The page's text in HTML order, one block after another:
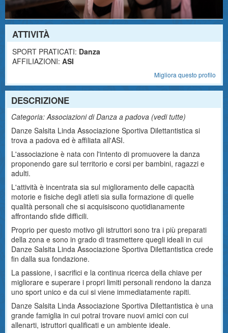
ATTIVITÀ
SPORT PRATICATI: Danza
AFFILIAZIONI: ASI
Migliora questo profilo
DESCRIZIONE
Categoria: Associazioni di Danza a padova (vedi tutte)
Danze Salsita Linda Associazione Sportiva Dilettantistica si
trova a padova ed è affiliata all'ASI.
L'associazione è nata con l'intento di promuovere la danza
proponendo gare sul territorio e corsi per bambini, ragazzi e
adulti.
L'attività è incentrata sia sul miglioramento delle capacità
motorie e fisiche degli atleti sia sulla formazione di quelle
qualità personali che si acquisiscono quotidianamente
affrontando sfide difficili.
Proprio per questo motivo gli istruttori sono tra i più preparati
della zona e sono in grado di trasmettere quegli ideali in cui
Danze Salsita Linda Associazione Sportiva Dilettantistica crede
fin dalla sua fondazione.
La passione, i sacrifici e la continua ricerca della chiave per
migliorare e superare i propri limiti personali rendono la danza
uno sport unico e da cui si viene immediatamente rapiti.
Danze Salsita Linda Associazione Sportiva Dilettantistica è una
grande famiglia in cui potrai trovare nuovi amici con cui
allenarti, istruttori qualificati e un ambiente ideale.